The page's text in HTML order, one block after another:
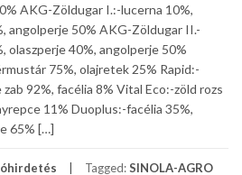
AKG-Zöldugar I.:-lucerna 10%,
angolperje 50% AKG-Zöldugar II.-
olaszperje 40%, angolperje 50%
75%, olajretek 25% Rapid:-
92%, facélia 8% Vital Eco:-zöld rozs
11% Duoplus:-facélia 35%,
65% […]
Tagged:SINOLA-AGRO